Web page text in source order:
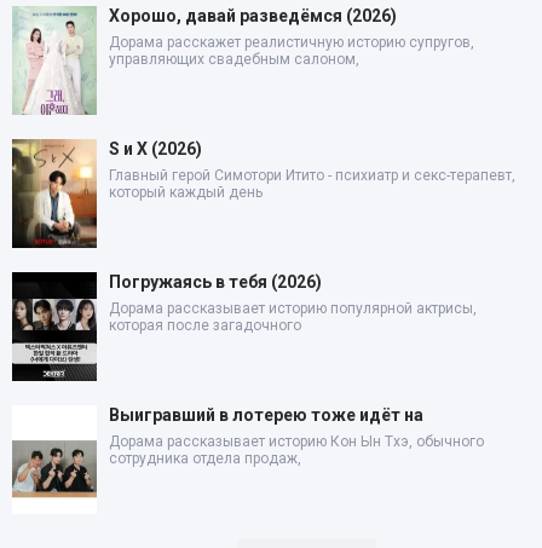
Хорошо, давай разведёмся (2026)
Дорама расскажет реалистичную историю супругов,
управляющих свадебным салоном,
S и X (2026)
Главный герой Симотори Итито - психиатр и секс-терапевт,
который каждый день
Погружаясь в тебя (2026)
Дорама рассказывает историю популярной актрисы,
которая после загадочного
Выигравший в лотерею тоже идёт на
Дорама рассказывает историю Кон Ын Тхэ, обычного
сотрудника отдела продаж,